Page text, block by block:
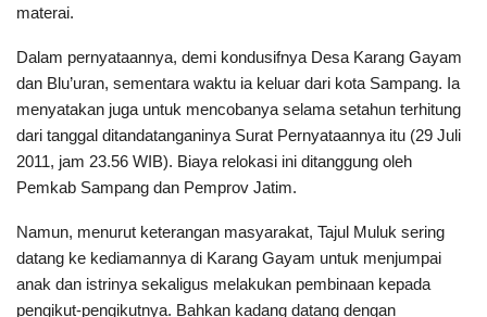
materai.
Dalam pernyataannya, demi kondusifnya Desa Karang Gayam
dan Blu’uran, sementara waktu ia keluar dari kota Sampang. Ia
menyatakan juga untuk mencobanya selama setahun terhitung
dari tanggal ditandatanganinya Surat Pernyataannya itu (29 Juli
2011, jam 23.56 WIB). Biaya relokasi ini ditanggung oleh
Pemkab Sampang dan Pemprov Jatim.
Namun, menurut keterangan masyarakat, Tajul Muluk sering
datang ke kediamannya di Karang Gayam untuk menjumpai
anak dan istrinya sekaligus melakukan pembinaan kepada
pengikut-pengikutnya. Bahkan kadang datang dengan